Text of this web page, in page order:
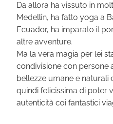
Da allora ha vissuto in
Medellin, ha fatto yoga a
Ecuador, ha imparato il
altre avventure.
Ma la vera magia per lei
condivisione con persone
bellezze umane e naturali
quindi felicissima di poter
autenticità coi fantastici